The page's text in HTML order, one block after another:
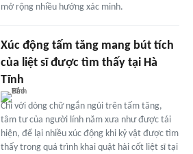
mở rộng nhiều hướng xác minh.
Xúc động tấm tăng mang bút tích
của liệt sĩ được tìm thấy tại Hà
Tĩnh
Chỉ với dòng chữ ngắn ngủi trên tấm tăng,
tâm tư của người lính năm xưa như được tái
hiện, để lại nhiều xúc động khi kỷ vật được tìm
thấy trong quá trình khai quật hài cốt liệt sĩ tại